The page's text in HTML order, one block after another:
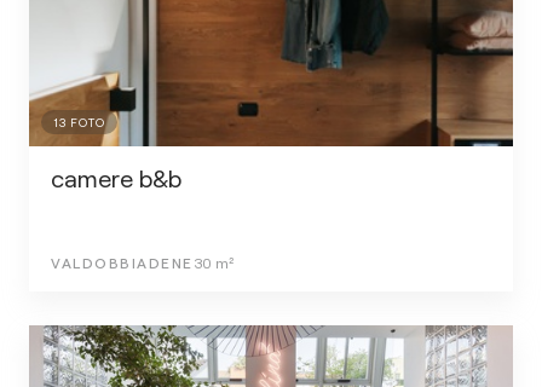
13 FOTO
camere b&b
VALDOBBIADENE 30 m²